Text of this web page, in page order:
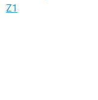
Z1